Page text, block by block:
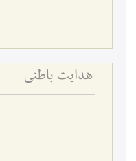
هدایت باطنی